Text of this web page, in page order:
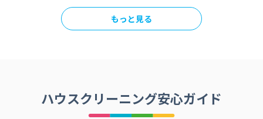
もっと見る
ハウスクリーニング安心ガイド